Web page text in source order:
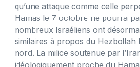
qu’une attaque comme celle
Hamas le 7 octobre ne pourra
nombreux Israéliens ont
similaires à propos du Hezbollah
nord. La milice soutenue par
idéologiquement proche du